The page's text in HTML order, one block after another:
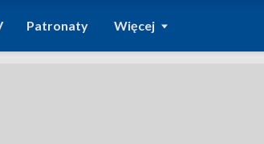
Patronaty Więcej